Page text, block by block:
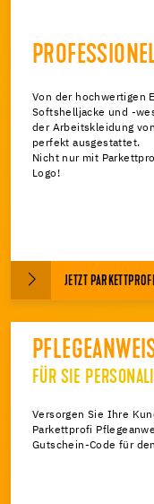
Von der hochwertigen
Softshelljacke und -
der Arbeitskleidung
perfekt ausgestattet.
Nicht nur mit
Logo!
JETZT
FÜR SIE
Versorgen Sie Ihre
Parkettprofi
Gutschein-Code für